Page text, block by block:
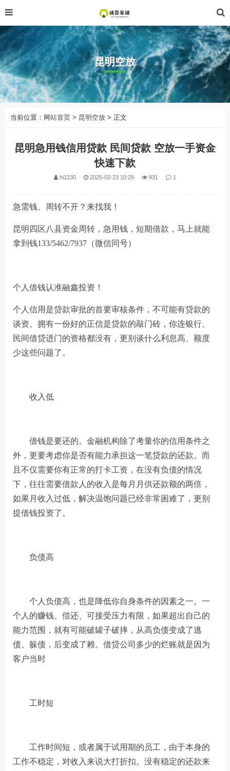
昆明空放
当前位置： 网站首页 > 昆明空放 > 正文
昆明急用钱信用贷款 民间贷款 空放一手资金
快速下款
hi1230 2025-02-23 10:29 931 1
急需钱、周转不开？来找我！
昆明四区八县资金周转，急用钱，短期借款，马上就能
拿到钱133/5462/7937（微信同号）
个人借钱认准融鑫投资！
个人信用是贷款审批的首要审核条件，不可能有贷款的
谈资。拥有一份好的正信是贷款的敲门砖，你连银行、
民间借贷进门的资格都没有，更别谈什么利息高、额度
少这些问题了。
收入低
借钱是要还的。金融机构除了考量你的信用条件之
外，更要考虑你是否有能力承担这一笔贷款的还款。而
且不仅需要你有正常的打卡工资，在没有负债的情况
下，往往需要借款人的收入是每月月供还款额的两倍，
如果月收入过低，解决温饱问题已经非常困难了，更别
提借钱投资了。
负债高
个人负债高，也是降低你自身条件的因素之一。一
个人的赚钱、偿还、可接受压力有限，如果超出自己的
能力范围，就有可能破罐子破摔，从高负债变成了逃
债、躲债，后变成了赖。借贷公司多少的烂账就是因为
客户当时
工时短
工作时间短，或者属于试用期的员工，由于本身的
工作不稳定，对收入来说大打折扣。没有稳定的还款来